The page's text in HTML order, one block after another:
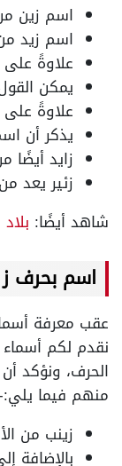
اسم زين
اسم زيد
علاوةً على
يمكن
علاوةً
يذكر أن
زايد
زئير يعد
شاهد أيضًا:
اسم بحرف ز
عقب معرفة
نقدم لكم أسماء
الحرف، ونؤكد
منهم فيما
زينب من
بالإضافة